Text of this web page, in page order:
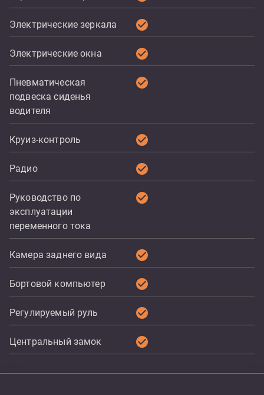
Электрические зеркала check_circle
Электрические окна check_circle
Пневматическая
подвеска сиденья
водителя
check_circle
Круиз-контроль check_circle
Радио check_circle
Руководство по
эксплуатации
переменного тока
check_circle
Камера заднего вида check_circle
Бортовой компьютер check_circle
Регулируемый руль check_circle
Центральный замок check_circle